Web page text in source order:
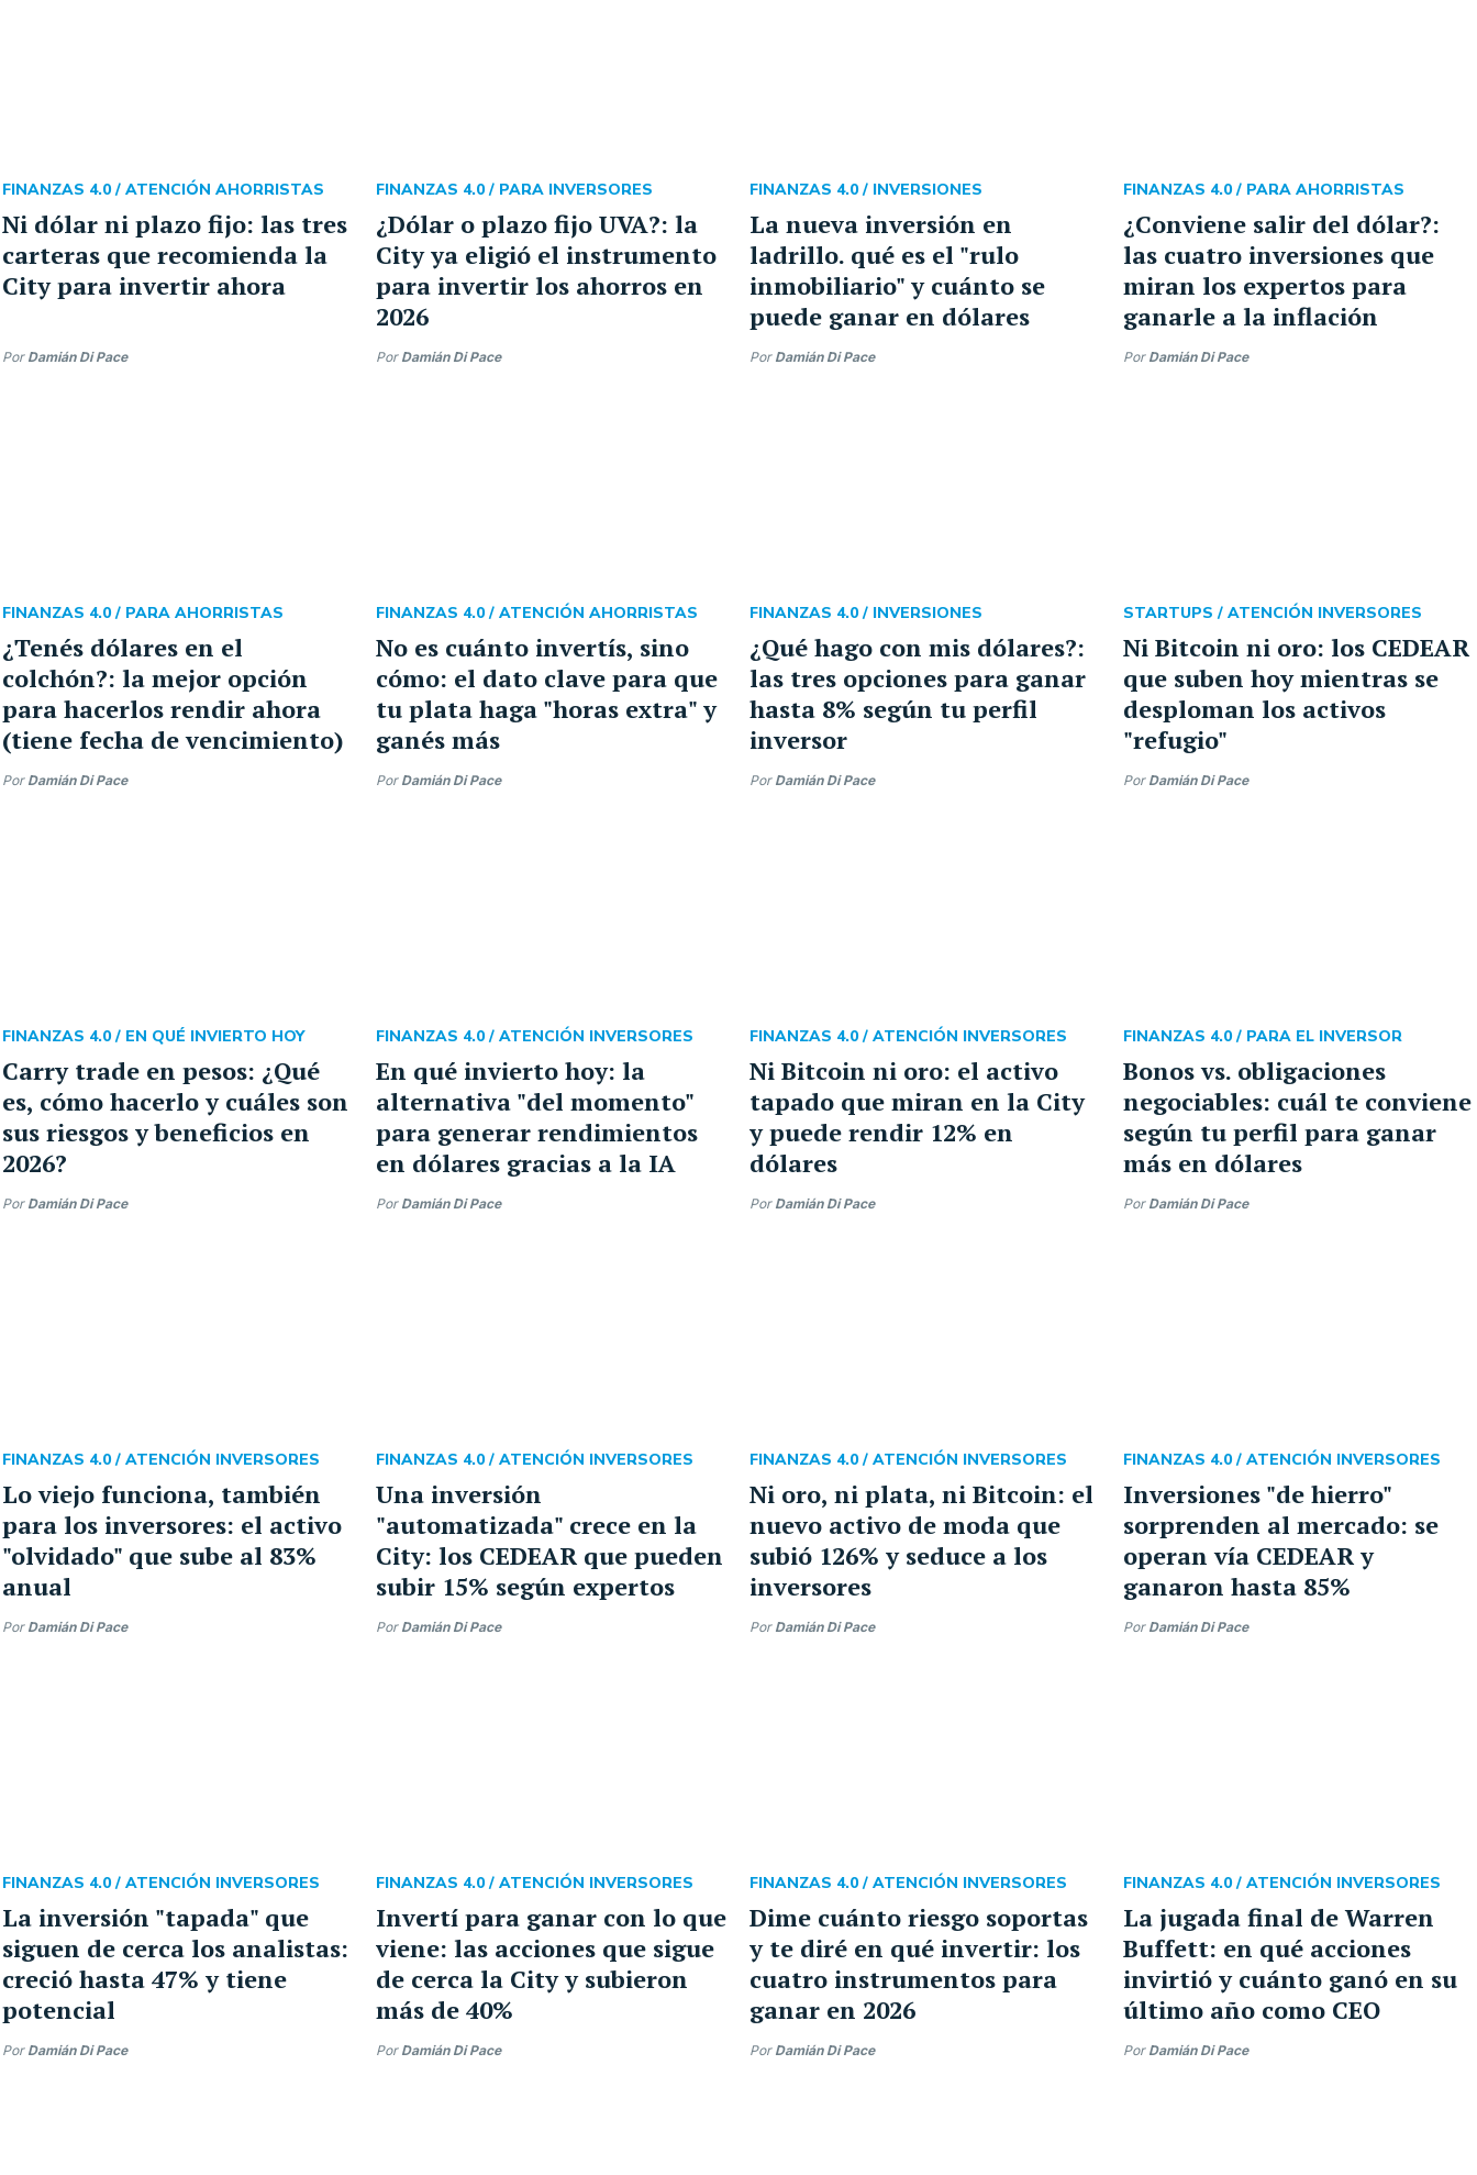
Ni dólar ni plazo fijo: las tres
carteras que recomienda la
City para invertir ahora
FINANZAS 4.0 / ATENCIÓN AHORRISTAS
Por Damián Di Pace
¿Dólar o plazo fijo UVA?: la
City ya eligió el instrumento
para invertir los ahorros en
2026
FINANZAS 4.0 / PARA INVERSORES
Por Damián Di Pace
La nueva inversión en
ladrillo. qué es el "rulo
inmobiliario" y cuánto se
puede ganar en dólares
FINANZAS 4.0 / INVERSIONES
Por Damián Di Pace
¿Conviene salir del dólar?:
las cuatro inversiones que
miran los expertos para
ganarle a la inflación
FINANZAS 4.0 / PARA AHORRISTAS
Por Damián Di Pace
¿Tenés dólares en el
colchón?: la mejor opción
para hacerlos rendir ahora
(tiene fecha de vencimiento)
FINANZAS 4.0 / PARA AHORRISTAS
Por Damián Di Pace
No es cuánto invertís, sino
cómo: el dato clave para que
tu plata haga "horas extra" y
ganés más
FINANZAS 4.0 / ATENCIÓN AHORRISTAS
Por Damián Di Pace
¿Qué hago con mis dólares?:
las tres opciones para ganar
hasta 8% según tu perfil
inversor
FINANZAS 4.0 / INVERSIONES
Por Damián Di Pace
Ni Bitcoin ni oro: los CEDEAR
que suben hoy mientras se
desploman los activos
"refugio"
STARTUPS / ATENCIÓN INVERSORES
Por Damián Di Pace
Carry trade en pesos: ¿Qué
es, cómo hacerlo y cuáles son
sus riesgos y beneficios en
2026?
FINANZAS 4.0 / EN QUÉ INVIERTO HOY
Por Damián Di Pace
En qué invierto hoy: la
alternativa "del momento"
para generar rendimientos
en dólares gracias a la IA
FINANZAS 4.0 / ATENCIÓN INVERSORES
Por Damián Di Pace
Ni Bitcoin ni oro: el activo
tapado que miran en la City
y puede rendir 12% en
dólares
FINANZAS 4.0 / ATENCIÓN INVERSORES
Por Damián Di Pace
Bonos vs. obligaciones
negociables: cuál te conviene
según tu perfil para ganar
más en dólares
FINANZAS 4.0 / PARA EL INVERSOR
Por Damián Di Pace
Lo viejo funciona, también
para los inversores: el activo
"olvidado" que sube al 83%
anual
FINANZAS 4.0 / ATENCIÓN INVERSORES
Por Damián Di Pace
Una inversión
"automatizada" crece en la
City: los CEDEAR que pueden
subir 15% según expertos
FINANZAS 4.0 / ATENCIÓN INVERSORES
Por Damián Di Pace
Ni oro, ni plata, ni Bitcoin: el
nuevo activo de moda que
subió 126% y seduce a los
inversores
FINANZAS 4.0 / ATENCIÓN INVERSORES
Por Damián Di Pace
Inversiones "de hierro"
sorprenden al mercado: se
operan vía CEDEAR y
ganaron hasta 85%
FINANZAS 4.0 / ATENCIÓN INVERSORES
Por Damián Di Pace
La inversión "tapada" que
siguen de cerca los analistas:
creció hasta 47% y tiene
potencial
FINANZAS 4.0 / ATENCIÓN INVERSORES
Por Damián Di Pace
Invertí para ganar con lo que
viene: las acciones que sigue
de cerca la City y subieron
más de 40%
FINANZAS 4.0 / ATENCIÓN INVERSORES
Por Damián Di Pace
Dime cuánto riesgo soportas
y te diré en qué invertir: los
cuatro instrumentos para
ganar en 2026
FINANZAS 4.0 / ATENCIÓN INVERSORES
Por Damián Di Pace
La jugada final de Warren
Buffett: en qué acciones
invirtió y cuánto ganó en su
último año como CEO
FINANZAS 4.0 / ATENCIÓN INVERSORES
Por Damián Di Pace